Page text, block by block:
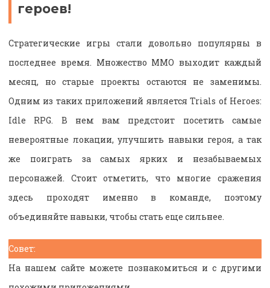
героев!
Стратегические игры стали довольно популярны в
последнее время. Множество ММО выходит каждый
месяц, но старые проекты остаются не заменимы.
Одним из таких приложений является Trials of Heroes:
Idle RPG. В нем вам предстоит посетить самые
невероятные локации, улучшить навыки героя, а так
же поиграть за самых ярких и незабываемых
персонажей. Стоит отметить, что многие сражения
здесь проходят именно в команде, поэтому
объединяйте навыки, чтобы стать еще сильнее.
Совет:
На нашем сайте можете познакомиться и с другими